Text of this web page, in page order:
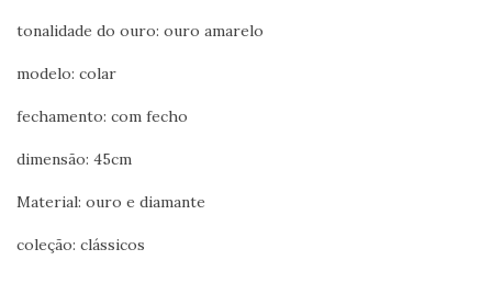
tonalidade do ouro: ouro amarelo
modelo: colar
fechamento: com fecho
dimensão: 45cm
Material: ouro e diamante
coleção: clássicos